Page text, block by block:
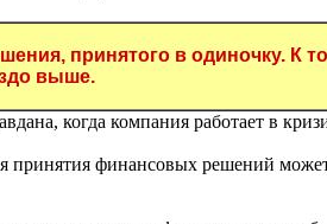
принятого в одиночку. К
выше.
когда компания работает в
принятия финансовых решений